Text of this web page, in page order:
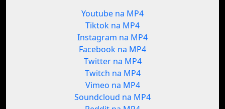
Youtube na MP4
Tiktok na MP4
Instagram na MP4
Facebook na MP4
Twitter na MP4
Twitch na MP4
Vimeo na MP4
Soundcloud na MP4